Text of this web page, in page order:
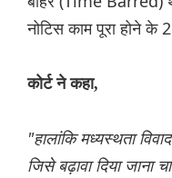
नोटिस काम पूरा होने के
कोर्ट ने कहा,
"हालांकि मध्यस्थता
जिसे बढ़ावा दिया जाना